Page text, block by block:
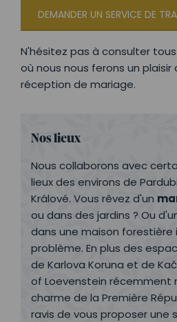
DEMANDER UN SERVICE DE
N'hésitez pas à consulter
où nous nous ferons un
réception de mariage.
Nos lieux
Nous collaborons avec
lieux des environs de
Králové. Vous rêvez d'un
ou dans des jardins ? Ou
dans une maison forestière
problème. En plus des
de Karlova Koruna et de
of Loevenstein récemment
charme de la Première
ravis de vous proposer une